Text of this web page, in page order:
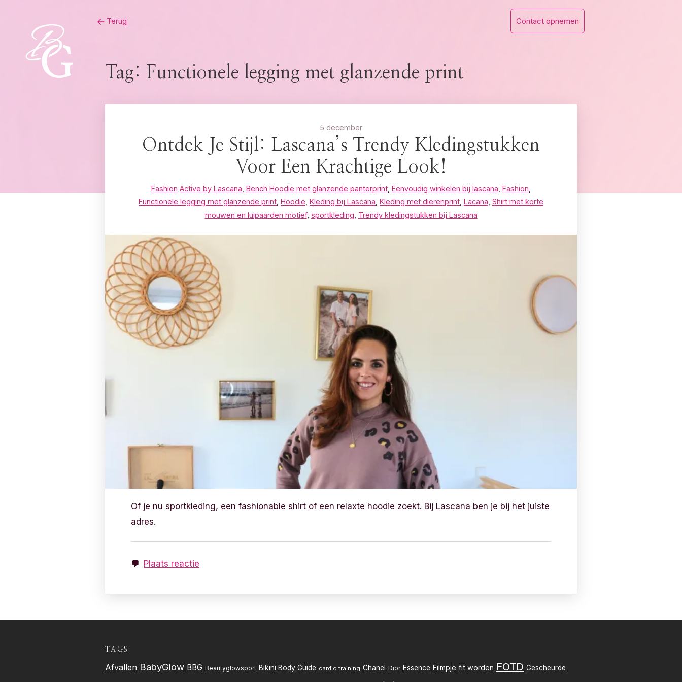
Terug Contact opnemen
Tag: Functionele legging met glanzende print
5 december
Ontdek Je Stijl: Lascana’s Trendy Kledingstukken
Voor Een Krachtige Look!
Fashion Active by Lascana Bench Hoodie met glanzende panterprint Eenvoudig winkelen bij lascana Fashion
Functionele legging met glanzende print Hoodie Kleding bij Lascana Kleding met dierenprint Lacana Shirt met korte
mouwen en luipaarden motief, sportkleding Trendy kledingstukken bij Lascana
Of je nu sportkleding, een fashionable shirt of een relaxte hoodie zoekt. Bij Lascana ben je bij het juiste
adres.
Plaats reactie
TAGS
Afvallen BabyGlow BBG Beautyglowsport Bikini Body Guide cardio training Chanel Dior Essence Filmpje fit worden FOTD Gescheurde